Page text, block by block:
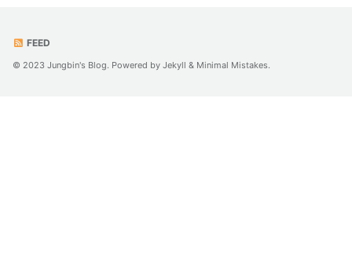
FEED
© 2023 Jungbin's Blog. Powered by Jekyll & Minimal Mistakes.